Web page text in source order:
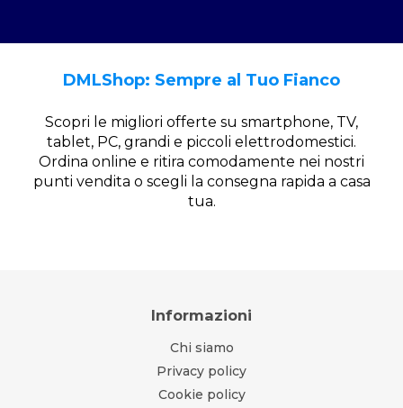
DMLShop: Sempre al Tuo Fianco
Scopri le migliori offerte su smartphone, TV,
tablet, PC, grandi e piccoli elettrodomestici.
Ordina online e ritira comodamente nei nostri
punti vendita o scegli la consegna rapida a casa
tua.
Informazioni
Chi siamo
Privacy policy
Cookie policy